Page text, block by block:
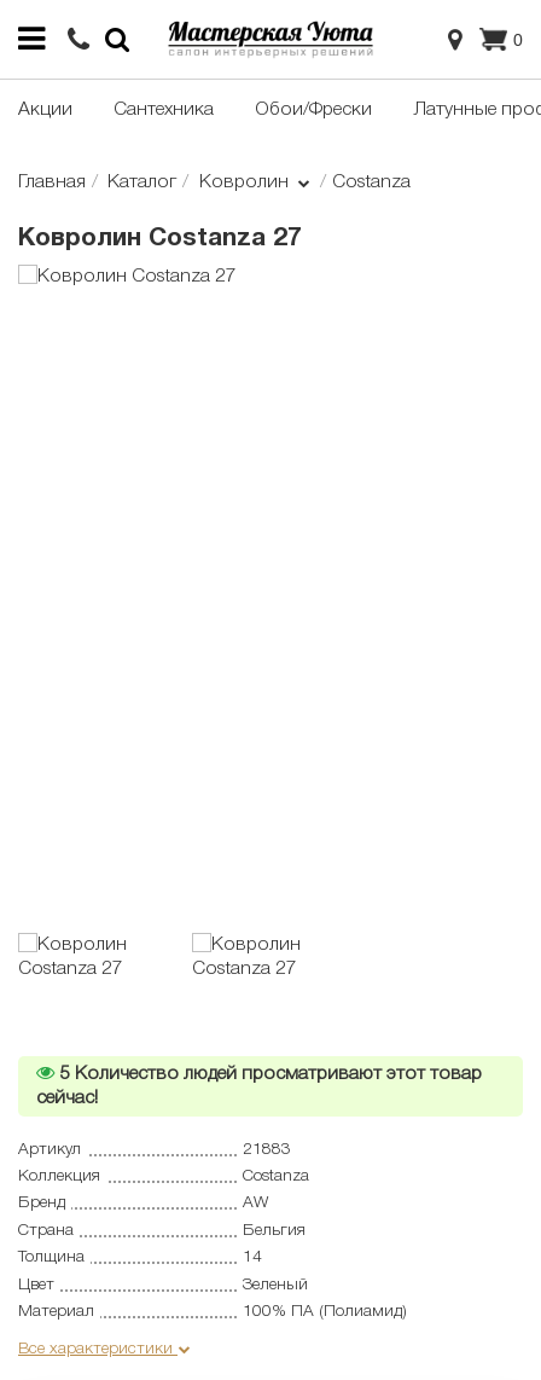
0
Акции Сантехника Обои/Фрески Латунные
Главная Каталог Ковролин Costanza
Ковролин Costanza 27
5 Количество людей просматривают этот товар
сейчас!
Артикул
21883
Коллекция
Costanza
Бренд
AW
Страна
Бельгия
Толщина
14
Цвет
Зеленый
Материал
100% ПА (Полиамид)
Все характеристики